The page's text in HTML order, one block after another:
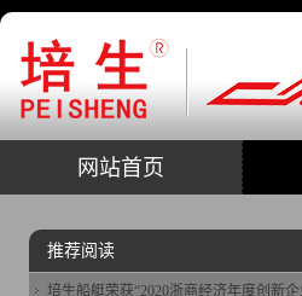
网站首页
推荐阅读
培生船艇荣获“2020浙商经济年度创新企